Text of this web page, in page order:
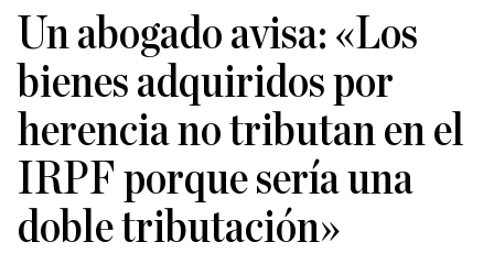
Un abogado avisa: «Los
bienes adquiridos por
herencia no tributan en el
IRPF porque sería una
doble tributación»